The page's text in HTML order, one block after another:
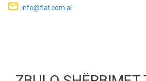
mail_outline info@fiat.com.al